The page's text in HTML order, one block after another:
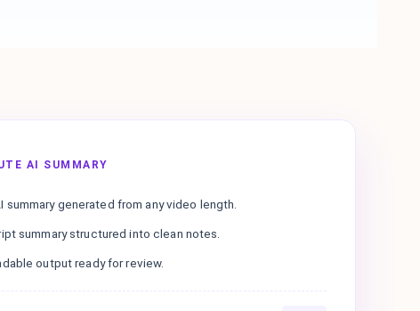
AI SUMMARY
summary generated from any video length.
summary structured into clean notes.
output ready for review.